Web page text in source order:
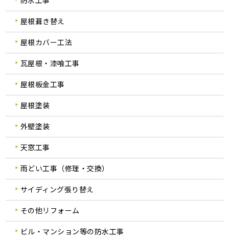
屋根葺き替え
屋根カバー工法
瓦屋根・漆喰工事
屋根板金工事
屋根塗装
外壁塗装
天窓工事
雨どい工事（修理・交換）
サイディング張り替え
その他リフォーム
ビル・マンション等の防水工事